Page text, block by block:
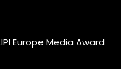
Europe Media Award